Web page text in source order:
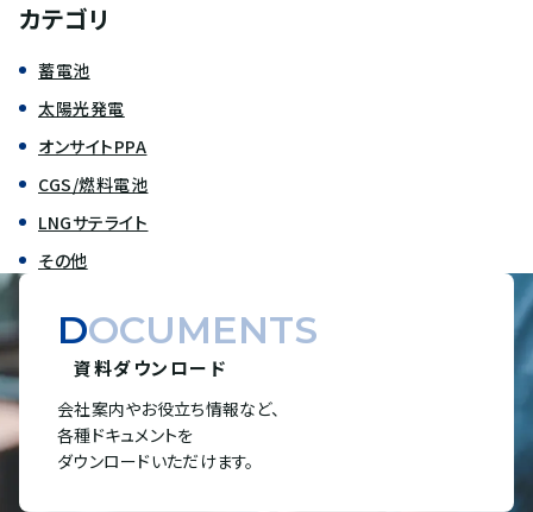
カテゴリ
蓄電池
太陽光発電
オンサイトPPA
CGS/燃料電池
LNGサテライト
その他
DOCUMENTS
資料ダウンロード
会社案内やお役立ち情報など、
各種ドキュメントを
ダウンロードいただけます。